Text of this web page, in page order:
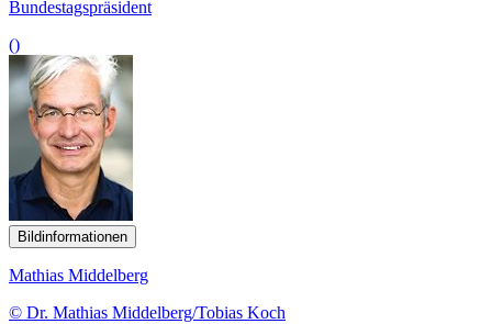
Bundestagspräsident
()
Bildinformationen
Mathias Middelberg
© Dr. Mathias Middelberg/Tobias Koch